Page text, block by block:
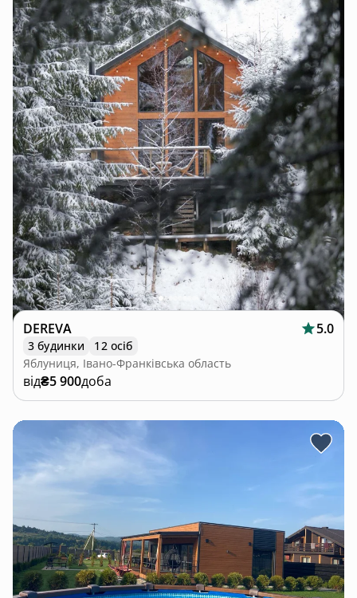
DEREVA 5.0
3 будинки
12 осіб
Яблуниця, Івано-Франківська область
від₴5 900доба